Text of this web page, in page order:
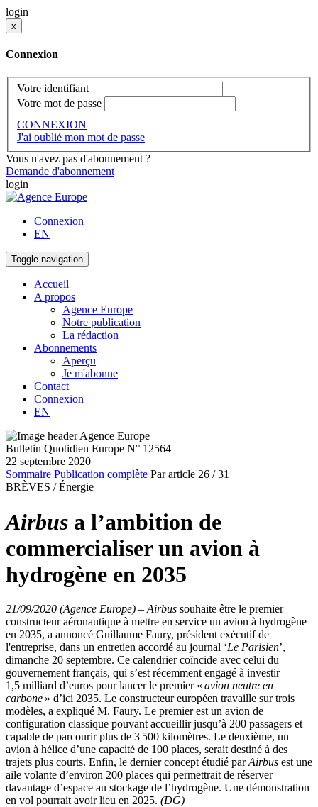
login
x
Connexion
Votre identifiant
Votre mot de passe
CONNEXION
J'ai oublié mon mot de passe
Vous n'avez pas d'abonnement ?
Demande d'abonnement
login
Connexion
EN
Toggle navigation
Accueil
A propos
Agence Europe
Notre publication
La rédaction
Abonnements
Aperçu
Je m'abonne
Contact
Connexion
EN
Bulletin Quotidien Europe N° 12564
22 septembre 2020
Sommaire Publication complète Par article 26 / 31
BRÈVES / Énergie
Airbus a l’ambition de
commercialiser un avion à
hydrogène en 2035
21/09/2020 (Agence Europe) – Airbus souhaite être le premier
constructeur aéronautique à mettre en service un avion à hydrogène
en 2035, a annoncé Guillaume Faury, président exécutif de
l'entreprise, dans un entretien accordé au journal ‘Le Parisien’,
dimanche 20 septembre. Ce calendrier coïncide avec celui du
gouvernement français, qui s’est récemment engagé à investir
1,5 milliard d’euros pour lancer le premier « avion neutre en
carbone » d’ici 2035. Le constructeur européen travaille sur trois
modèles, a expliqué M. Faury. Le premier est un avion de
configuration classique pouvant accueillir jusqu’à 200 passagers et
capable de parcourir plus de 3 500 kilomètres. Le deuxième, un
avion à hélice d’une capacité de 100 places, serait destiné à des
trajets plus courts. Enfin, le dernier concept étudié parAirbus est une
aile volante d’environ 200 places qui permettrait de réserver
davantage d’espace au stockage de l’hydrogène. Une démonstration
en vol pourrait avoir lieu en 2025. (DG)